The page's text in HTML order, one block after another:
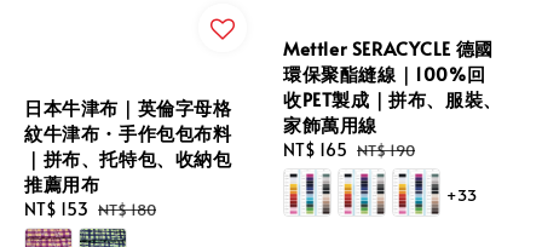
日本牛津布｜英倫字母格
紋牛津布・手作包包布料
｜拼布、托特包、收納包
推薦用布
Sale
price
NT$ 153 Regular
price
NT$ 180
Mettler SERACYCLE 德國
環保聚酯縫線｜100%回
收PET製成｜拼布、服裝、
家飾萬用線
Sale
price
NT$ 165 Regular
price
NT$ 190
+33